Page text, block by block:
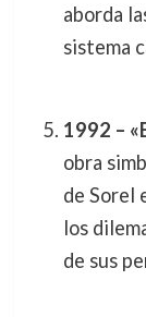
aborda
sistema
1992 –
obra
de Sorel
los
de sus